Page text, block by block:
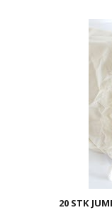
20 STK